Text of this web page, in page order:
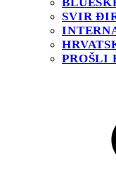
SVIR
PROŠLI